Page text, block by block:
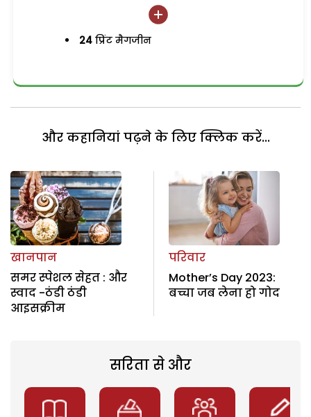
24 प्रिंट मैगजीन
और कहानियां पढ़ने के लिए क्लिक करें...
खानपान
समर स्पेशल सेहत : और
स्वाद -ठंडी ठंडी
आइसक्रीम
परिवार
Mother’s Day 2023:
बच्चा जब लेना हो गोद
सरिता से और